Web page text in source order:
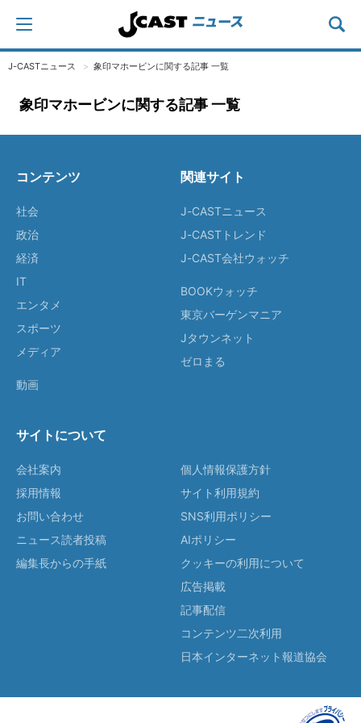
J-CASTニュース 象印マホービンに関する記事 一覧
象印マホービンに関する記事 一覧
コンテンツ
社会
政治
経済
IT
エンタメ
スポーツ
メディア
動画
関連サイト
J-CASTニュース
J-CASTトレンド
J-CAST会社ウォッチ
BOOKウォッチ
東京バーゲンマニア
Jタウンネット
ゼロまる
サイトについて
会社案内
採用情報
お問い合わせ
ニュース読者投稿
編集長からの手紙
個人情報保護方針
サイト利用規約
SNS利用ポリシー
AIポリシー
クッキーの利用について
広告掲載
記事配信
コンテンツ二次利用
日本インターネット報道協会